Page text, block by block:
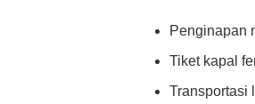
Penginapan
Tiket kapal
Transportasi